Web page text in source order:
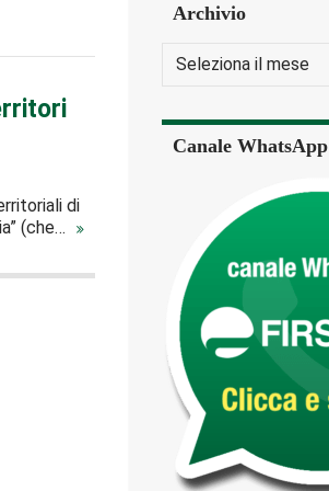
di
(che…
Archivio
Canale WhatsApp